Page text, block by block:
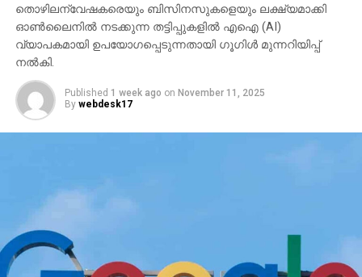
തൊഴിലന്വേഷകരെയും ബിസിനസുകളെയും ലക്ഷ്യമാക്കി
ഓണ്‍ലൈനില്‍ നടക്കുന്ന തട്ടിപ്പുകളില്‍ എഐ (AI)
വ്യാപകമായി ഉപയോഗപ്പെടുന്നതായി ഗൂഗിള്‍ മുന്നറിയിപ്പ്
നല്‍കി.
Published 1 week ago on November 11, 2025
By webdesk17